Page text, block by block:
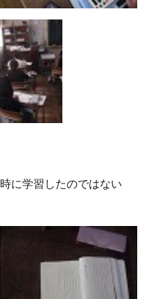
に学習したのではない